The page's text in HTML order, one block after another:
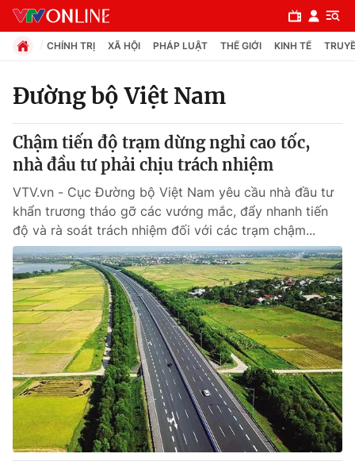
Chuyên mục
Chính trị
Xã hội
Pháp luật
Y tế
Thế giới
Tin tức
Thế giới đó đây
Câu chuyện quốc tế
Kinh tế
Tài chính
Thị trường
Dữ liệu và đời sống
CHÍNH TRỊ XÃ HỘI PHÁP LUẬT THẾ GIỚI KINH TẾ
Đường bộ Việt Nam
Chậm tiến độ trạm dừng nghỉ cao tốc,
nhà đầu tư phải chịu trách nhiệm
VTV.vn - Cục Đường bộ Việt Nam yêu cầu nhà đầu tư
khẩn trương tháo gỡ các vướng mắc, đẩy nhanh tiến
độ và rà soát trách nhiệm đối với các trạm chậm...